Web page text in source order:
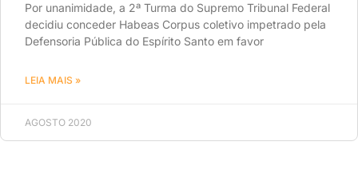
Por unanimidade, a 2ª Turma do Supremo Tribunal Federal
decidiu conceder Habeas Corpus coletivo impetrado pela
Defensoria Pública do Espírito Santo em favor
LEIA MAIS »
AGOSTO 2020